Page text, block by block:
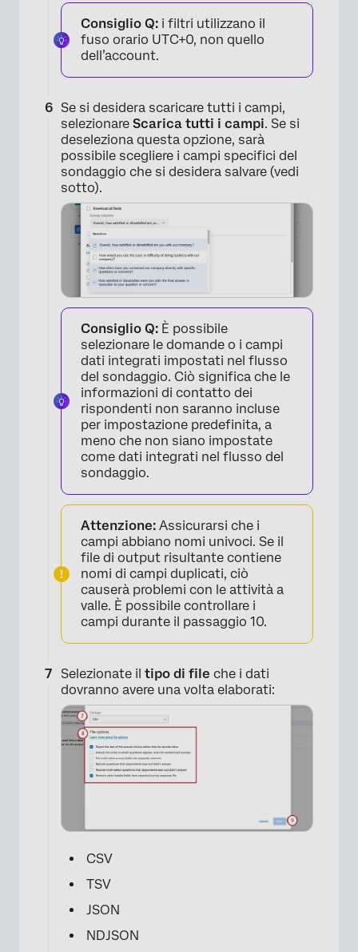
Consiglio Q: i filtri utilizzano il
fuso orario UTC+0, non quello
dell’account.
Se si desidera scaricare tutti i campi,
selezionare Scarica tutti i campi. Se si
deseleziona questa opzione, sarà
possibile scegliere i campi specifici del
sondaggio che si desidera salvare (vedi
sotto).
Consiglio Q: È possibile
selezionare le domande o i campi
dati integrati impostati nel flusso
del sondaggio. Ciò significa che le
informazioni di contatto dei
rispondenti non saranno incluse
per impostazione predefinita, a
meno che non siano impostate
come dati integrati nel flusso del
sondaggio.
Attenzione: Assicurarsi che i
campi abbiano nomi univoci. Se il
file di output risultante contiene
nomi di campi duplicati, ciò
causerà problemi con le attività a
valle. È possibile controllare i
campi durante il passaggio 10.
Selezionate il tipo di file che i dati
dovranno avere una volta elaborati:
CSV
TSV
JSON
NDJSON